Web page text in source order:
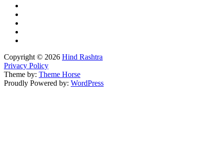
Copyright © 2026 Hind Rashtra
Privacy Policy
Theme by: Theme Horse
Proudly Powered by: WordPress